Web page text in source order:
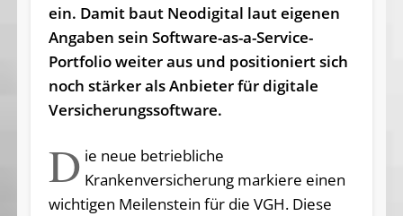
ein. Damit baut Neodigital laut eigenen
Angaben sein Software-as-a-Service-
Portfolio weiter aus und positioniert sich
noch stärker als Anbieter für digitale
Versicherungssoftware.
D ie neue betriebliche
Krankenversicherung markiere einen
wichtigen Meilenstein für die VGH. Diese